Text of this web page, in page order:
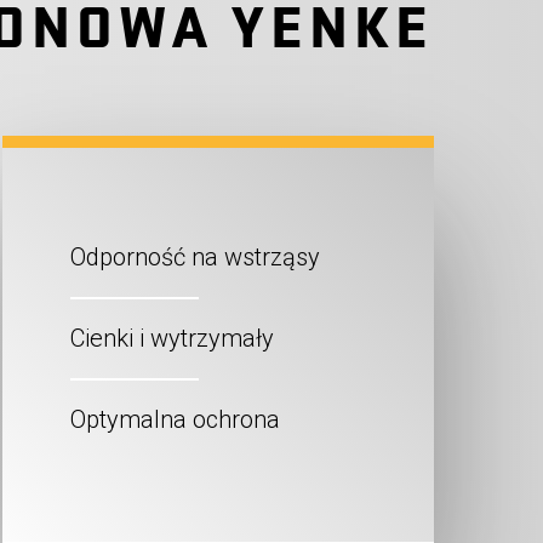
YENKE
Odporność na wstrząsy
Cienki i wytrzymały
Optymalna ochrona